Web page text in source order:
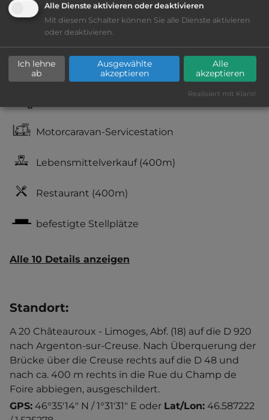
Lärmbelästigung
Fäkalienausguss
Motorcaravan-Servicestation
Lebensmittelverkauf(400m)
Restaurant (400m)
befestigte Stellplätze
Alle 10 Details anzeigen
Standort:
A 20 Châteauroux - Limoges, Abf. (18) auf die D 920
nach Argenton-sur-Creuse. Nach Überquerung der
Brücke über die Creuse rechts auf die D 48 und
nach ca. 400 m rechts in die Rue du Champ de
Foire abbiegen, ausgeschildert.
GPS: 46°35'14" N / 1°31'31" E oder Lat/Lon: 46.587222
Alle Dienste aktivieren oder deaktivieren
Mit diesem Schalter können Sie alle Dienste aktivieren
oder deaktivieren.
Ich lehne
ab
Ausgewählte
akzeptieren
Alle
akzeptieren
Realisiert mit Klaro!